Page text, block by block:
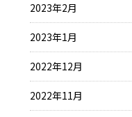
2023年2月
2023年1月
2022年12月
2022年11月